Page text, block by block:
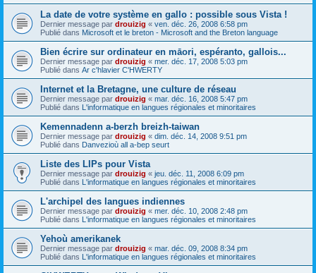
La date de votre système en gallo : possible sous Vista !
Dernier message par drouizig « ven. déc. 26, 2008 6:58 pm
Publié dans Microsoft et le breton - Microsoft and the Breton language
Bien écrire sur ordinateur en māori, espéranto, gallois...
Dernier message par drouizig « mer. déc. 17, 2008 5:03 pm
Publié dans Ar c'hlavier C'HWERTY
Internet et la Bretagne, une culture de réseau
Dernier message par drouizig « mar. déc. 16, 2008 5:47 pm
Publié dans L'informatique en langues régionales et minoritaires
Kemennadenn a-berzh breizh-taiwan
Dernier message par drouizig « dim. déc. 14, 2008 9:51 pm
Publié dans Danvezioù all a-bep seurt
Liste des LIPs pour Vista
Dernier message par drouizig « jeu. déc. 11, 2008 6:09 pm
Publié dans L'informatique en langues régionales et minoritaires
L'archipel des langues indiennes
Dernier message par drouizig « mer. déc. 10, 2008 2:48 pm
Publié dans L'informatique en langues régionales et minoritaires
Yehoù amerikanek
Dernier message par drouizig « mar. déc. 09, 2008 8:34 pm
Publié dans L'informatique en langues régionales et minoritaires